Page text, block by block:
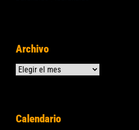
Archivo
Archivos
Calendario